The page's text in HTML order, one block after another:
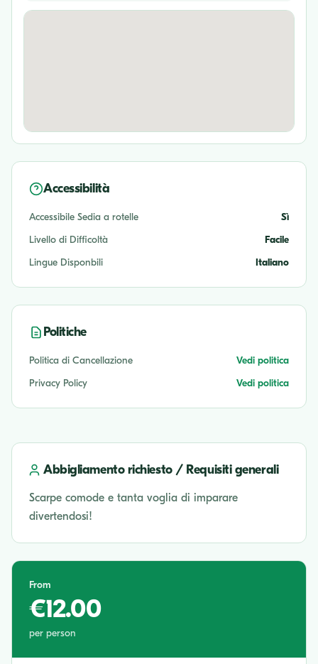
Accessibilità
Accessibile Sedia a rotelle
Sì
Livello di Difficoltà
Facile
Lingue Disponbili
Italiano
Politiche
Politica di Cancellazione
Vedi politica
Privacy Policy
Vedi politica
Abbigliamento richiesto / Requisiti generali
Scarpe comode e tanta voglia di imparare
divertendosi!
From
€12.00
per person